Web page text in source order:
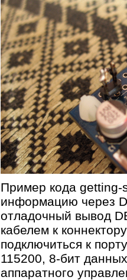
Пример кода getting-
информацию через
отладочный вывод
кабелем к
подключиться к
115200, 8-бит
аппаратного